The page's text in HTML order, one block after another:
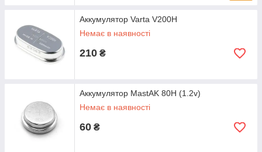
Аккумулятор Varta V200H
Немає в наявності
210 ₴
Аккумулятор MastAK 80H (1.2v)
Немає в наявності
60 ₴